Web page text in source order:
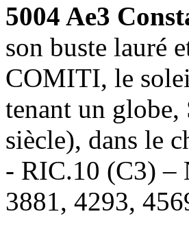
5004 Ae3
son buste lauré
COMITI, le
tenant un
siècle), dans le
- RIC.10 (C3) –
3881, 4293,